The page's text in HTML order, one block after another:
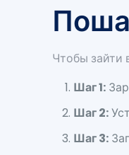
Чтобы зайти
Шаг 1:
Шаг 2:
Шаг 3: